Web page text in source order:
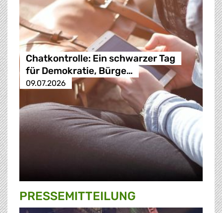
Chatkontrolle: Ein schwarzer Tag
für Demokratie, Bürge…
09.07.2026
PRESSE­MITTEILUNG